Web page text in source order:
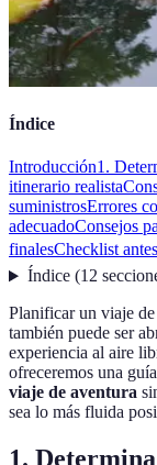
Índice
Introducción1.
itinerario realista
suministrosErrores
adecuadoConsejos
finalesChecklist
Índice(12
Planificar un viaje
también puede ser
experiencia al aire
ofreceremos una
viaje de aventura
sea lo más fluida
1.